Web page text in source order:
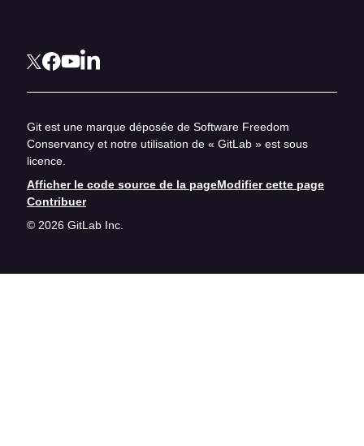
Git est une marque déposée de Software Freedom
Conservancy et notre utilisation de « GitLab » est sous
licence.
Afficher le code source de la pageModifier cette page
Contribuer
© 2026 GitLab Inc.